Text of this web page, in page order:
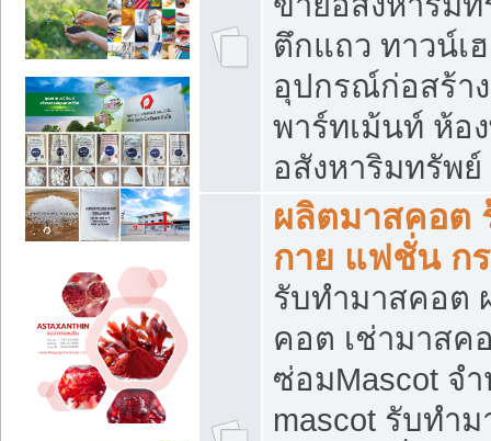
ตึกแถว ทาวน์เ
อุปกรณ์ก่อสร้า
พาร์ทเม้นท์ ห้อ
อสังหาริมทรัพ
ผลิตมาสคอต
กาย แฟชั่น กร
รับทำมาสคอต
คอต เช่ามาสค
ซ่อมMascot จ
mascot รับทำ